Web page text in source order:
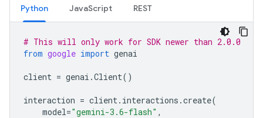
Python JavaScript REST
# This will only work for SDK newer than 2.0.0
from google import genai
client = genai .Client()
interaction = client. interactions .create(
model="gemini-3.6-flash" ,